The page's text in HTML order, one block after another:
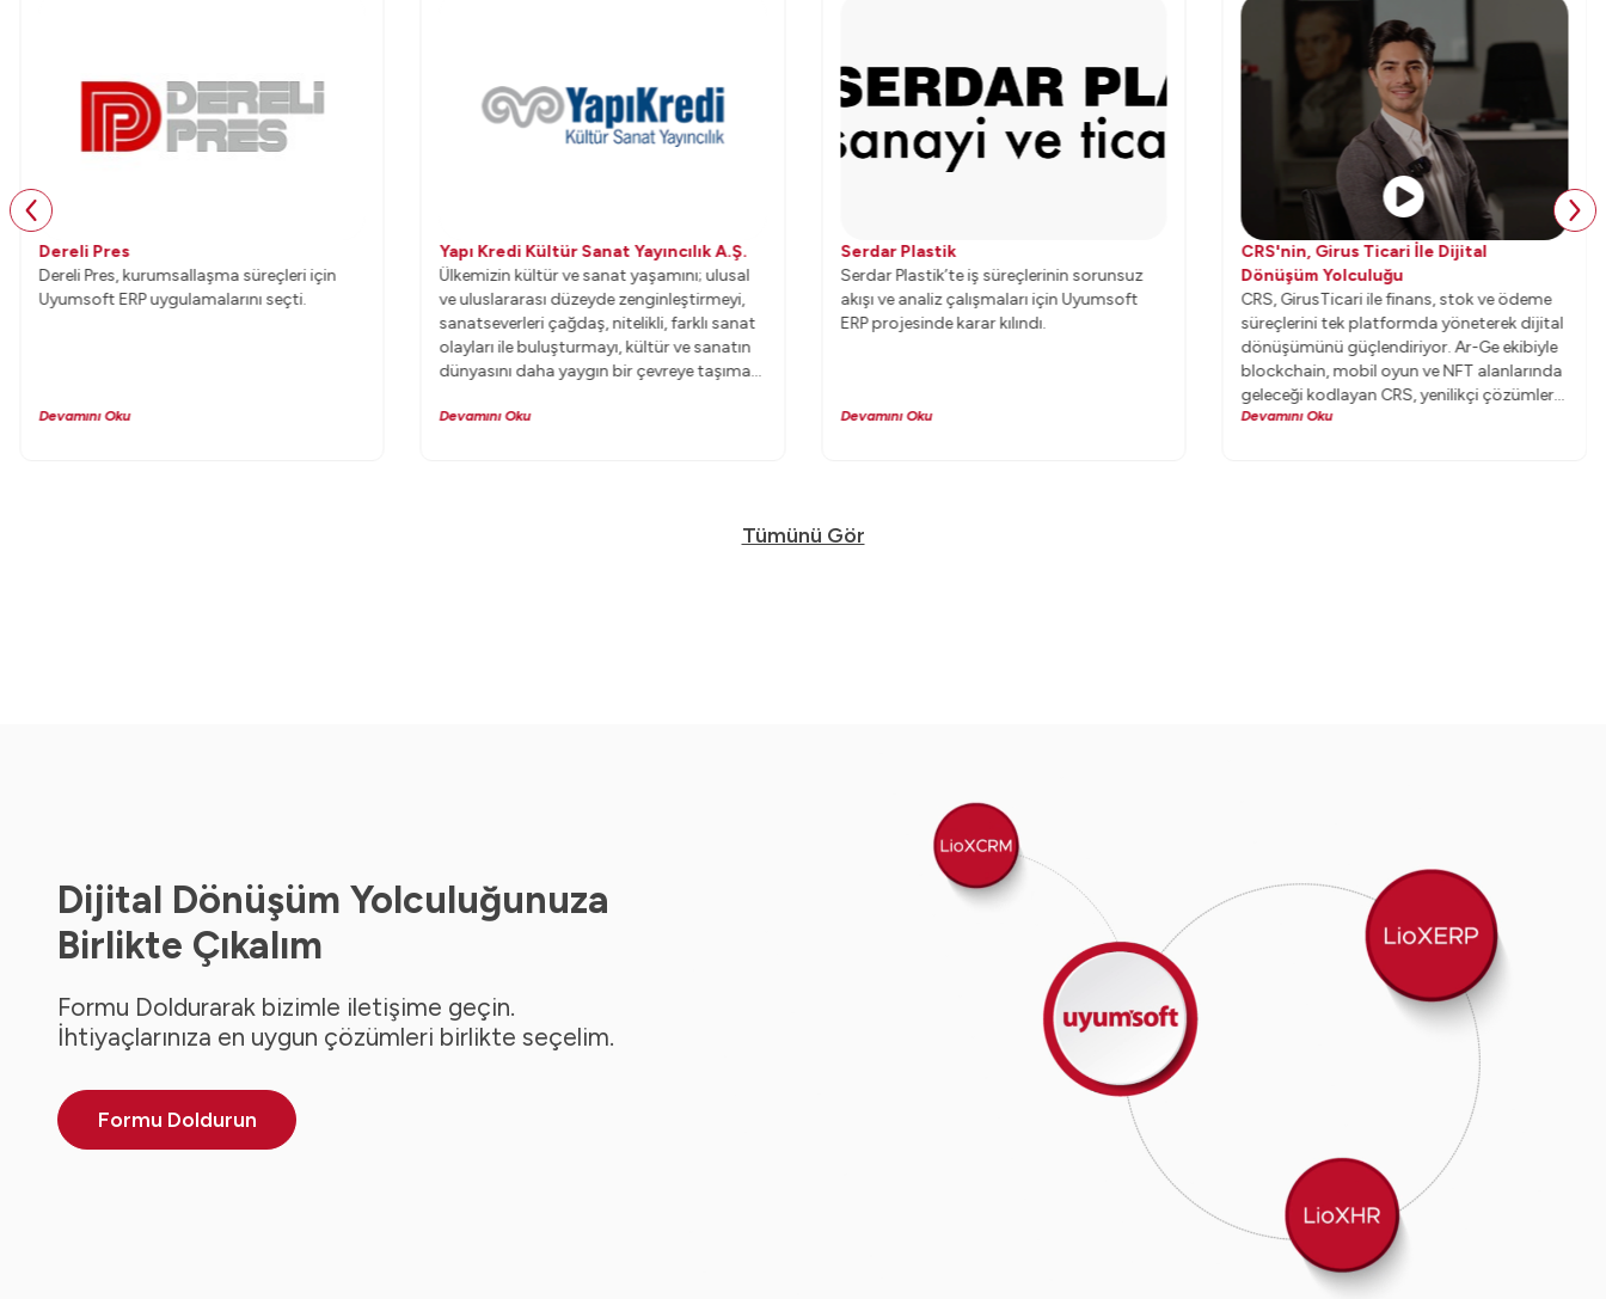
Dereli Pres
Dereli Pres, kurumsallaşma süreçleri için
Uyumsoft ERP uygulamalarını seçti.
Devamını Oku
Yapı Kredi Kültür Sanat Yayıncılık A.Ş.
Ülkemizin kültür ve sanat yaşamını; ulusal
ve uluslararası düzeyde zenginleştirmeyi,
sanatseverleri çağdaş, nitelikli, farklı sanat
olayları ile buluşturmayı, kültür ve sanatın
dünyasını daha yaygın bir çevreye taşımayı
taşımayı amaç edinen sektörün lideri
Devamını Oku
Serdar Plastik
Serdar Plastik’te iş süreçlerinin sorunsuz
akışı ve analiz çalışmaları için Uyumsoft
ERP projesinde karar kılındı.
Devamını Oku
CRS'nin, Girus Ticari İle Dijital
Dönüşüm Yolculuğu
CRS, GirusTicari ile finans, stok ve ödeme
süreçlerini tek platformda yöneterek dijital
dönüşümünü güçlendiriyor. Ar-Ge ekibiyle
blockchain, mobil oyun ve NFT alanlarında
geleceği kodlayan CRS, yenilikçi çözümlerle
rotasını daima ileriye çeviriyor.
Devamını Oku
Tümünü Gör
Dijital Dönüşüm Yolculuğunuza
Birlikte Çıkalım
Formu Doldurarak bizimle iletişime geçin.
İhtiyaçlarınıza en uygun çözümleri birlikte seçelim.
Formu Doldurun